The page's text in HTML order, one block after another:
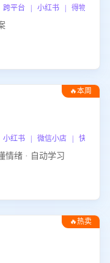
平台 | 小红书 | 得物 | 企
🔥本周
红书 | 微信小店 | 快手 |
情绪 · 自动学习
🔥热卖